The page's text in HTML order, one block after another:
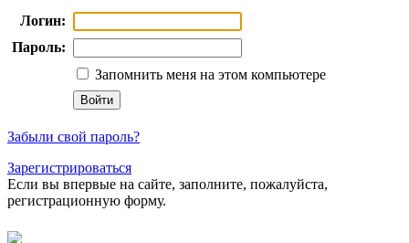
Логин:
Пароль:
Запомнить меня на этом компьютере
Забыли свой пароль?
Зарегистрироваться
Если вы впервые на сайте, заполните, пожалуйста,
регистрационную форму.